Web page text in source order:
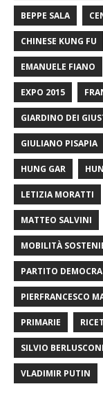
BEPPE SALA
CHINESE KUNG FU
EMANUELE FIANO
EXPO 2015
GIARDINO DEI
GIULIANO PISAPIA
HUNG GAR
LETIZIA MORATTI
MATTEO SALVINI
MOBILITÀ
PARTITO
PIERFRANCESCO
PRIMARIE
SILVIO BERLUSCONI
VLADIMIR PUTIN